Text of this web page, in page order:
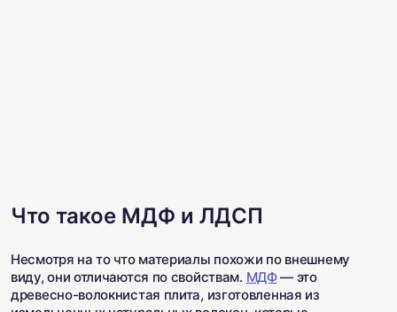
Что такое МДФ и ЛДСП
Несмотря на то что материалы похожи по внешнему
виду, они отличаются по свойствам. МДФ— это
древесно-волокнистая плита, изготовленная из